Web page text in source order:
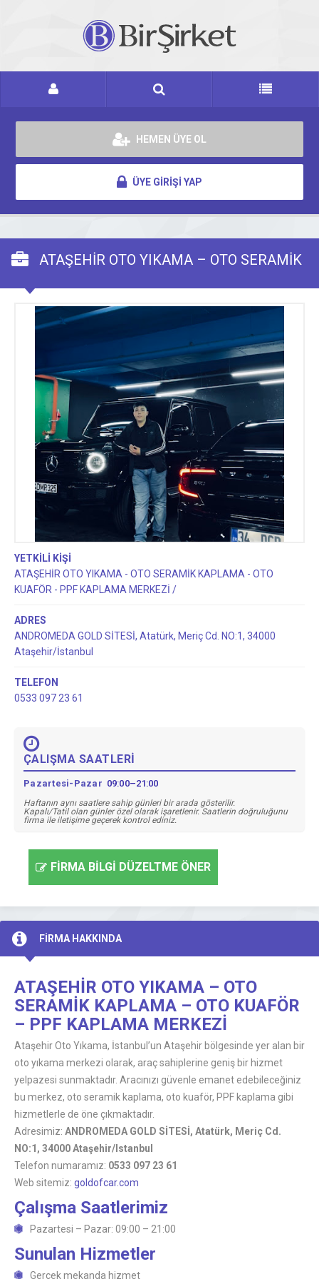
HEMEN ÜYE OL
ÜYE GİRİŞİ YAP
ATAŞEHİR OTO YIKAMA – OTO SERAMİK
KAPLAMA – OTO KUAFÖR – PPF
KAPLAMA MERKEZİ /
YETKİLİ KİŞİ
ATAŞEHİR OTO YIKAMA - OTO SERAMİK KAPLAMA - OTO
KUAFÖR - PPF KAPLAMA MERKEZİ /
ADRES
ANDROMEDA GOLD SİTESİ, Atatürk, Meriç Cd. NO:1, 34000
Ataşehir/İstanbul
TELEFON
0533 097 23 61
ÇALIŞMA SAATLERİ
Pazartesi-Pazar 09:00–21:00
Haftanın aynı saatlere sahip günleri bir arada gösterilir.
Kapalı/Tatil olan günler özel olarak işaretlenir. Saatlerin doğruluğunu
firma ile iletişime geçerek kontrol ediniz.
FİRMA BİLGİ DÜZELTME ÖNER
FİRMA HAKKINDA
ATAŞEHİR OTO YIKAMA – OTO
SERAMİK KAPLAMA – OTO KUAFÖR
– PPF KAPLAMA MERKEZİ
Ataşehir Oto Yıkama, İstanbul’un Ataşehir bölgesinde yer alan bir
oto yıkama merkezi olarak, araç sahiplerine geniş bir hizmet
yelpazesi sunmaktadır. Aracınızı güvenle emanet edebileceğiniz
bu merkez, oto seramik kaplama, oto kuaför, PPF kaplama gibi
hizmetlerle de öne çıkmaktadır.
Adresimiz: ANDROMEDA GOLD SİTESİ, Atatürk, Meriç Cd.
NO:1, 34000 Ataşehir/Istanbul
Telefon numaramız: 0533 097 23 61
Web sitemiz: goldofcar.com
Çalışma Saatlerimiz
Pazartesi – Pazar: 09:00 – 21:00
Sunulan Hizmetler
Gerçek mekanda hizmet